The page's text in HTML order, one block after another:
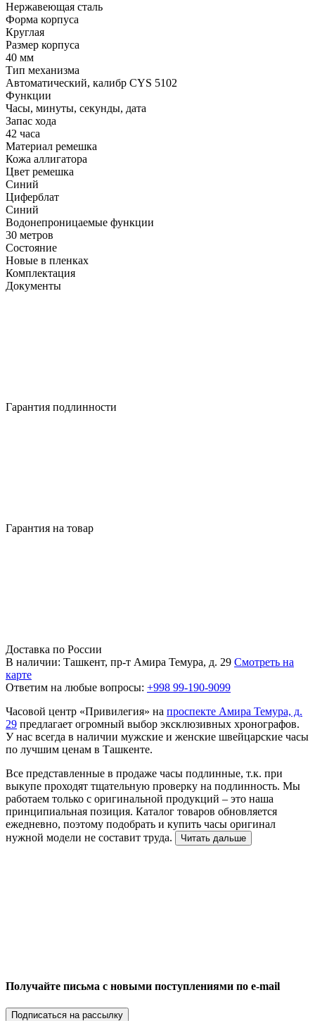
Нержавеющая сталь
Форма корпуса
Круглая
Размер корпуса
40 мм
Тип механизма
Автоматический, калибр CYS 5102
Функции
Часы, минуты, секунды, дата
Запас хода
42 часа
Материал ремешка
Кожа аллигатора
Цвет ремешка
Синий
Циферблат
Синий
Водонепроницаемые функции
30 метров
Состояние
Новые в пленках
Комплектация
Документы
Гарантия подлинности
Гарантия на товар
Доставка по России
В наличии: Ташкент, пр-т Амира Темура, д. 29 Смотреть на
карте
Ответим на любые вопросы: +998 99-190-9099
Часовой центр «Привилегия» на проспекте Амира Темура, д.
29 предлагает огромный выбор эксклюзивных хронографов.
У нас всегда в наличии мужские и женские швейцарские часы
по лучшим ценам в Ташкенте.
Все представленные в продаже часы подлинные, т.к. при
выкупе проходят тщательную проверку на подлинность. Мы
работаем только с оригинальной продукций – это наша
принципиальная позиция. Каталог товаров обновляется
ежедневно, поэтому подобрать и купить часы оригинал
нужной модели не составит труда.
Читать дальше
Получайте письма с новыми поступлениями по e-mail
Подписаться на рассылку